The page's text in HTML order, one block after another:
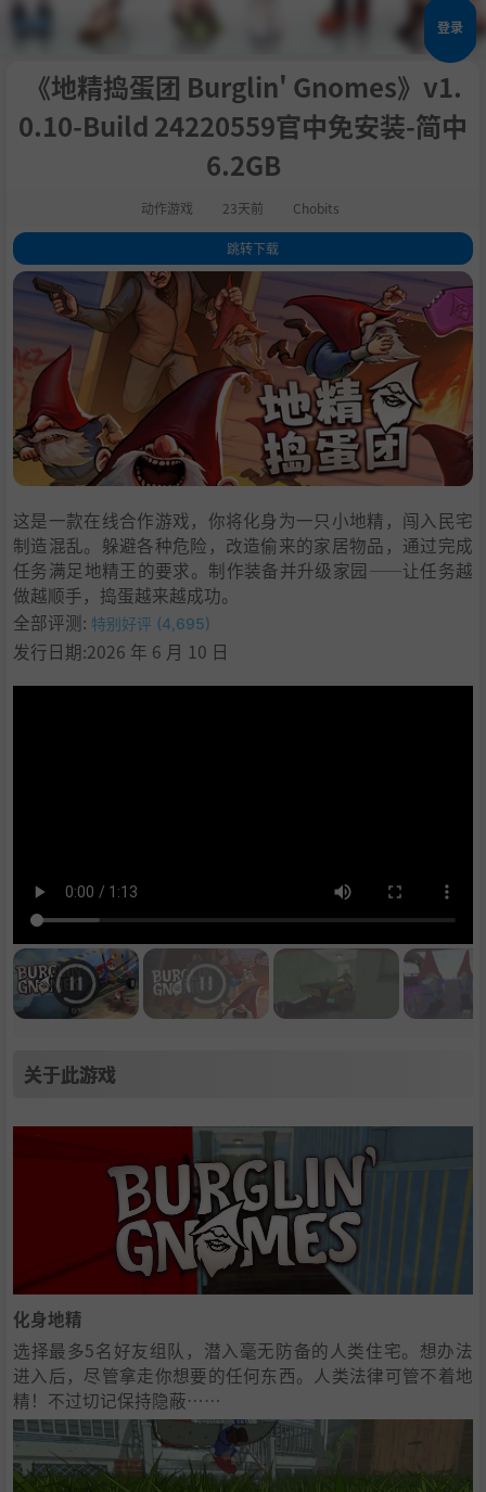
登录
《地精捣蛋团 Burglin' Gnomes》v1.
0.10-Build 24220559官中免安装-简中
6.2GB
动作游戏 23天前 Chobits
跳转下载
1.关于此游戏
系统需求
支持作者
4 学习
这是一款在线合作游戏，你将化身为一只小地精，闯入民宅
制造混乱。躲避各种危险，改造偷来的家居物品，通过完成
任务满足地精王的要求。制作装备并升级家园——让任务越
做越顺手，捣蛋越来越成功。
全部评测: 特别好评 (4,695)
发行日期:2026 年 6 月 10 日
关于此游戏
化身地精
选择最多5名好友组队，潜入毫无防备的人类住宅。想办法
进入后，尽管拿走你想要的任何东西。人类法律可管不着地
精！不过切记保持隐蔽……